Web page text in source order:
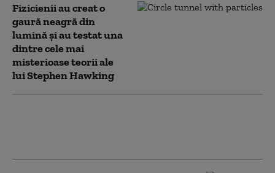
Fizicienii au creat o
gaură neagră din
lumină și au testat una
dintre cele mai
misterioase teorii ale
lui Stephen Hawking